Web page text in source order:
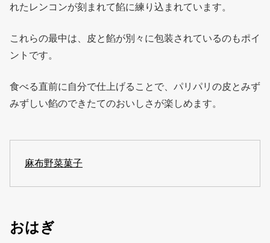
れたレンコンが刻まれて餡に練り込まれています。
これらの最中は、皮と餡が別々に包装されているのもポイ
ントです。
食べる直前に自分で仕上げることで、パリパリの皮とみず
みずしい餡のできたてのおいしさが楽しめます。
麻布野菜菓子
おはぎ